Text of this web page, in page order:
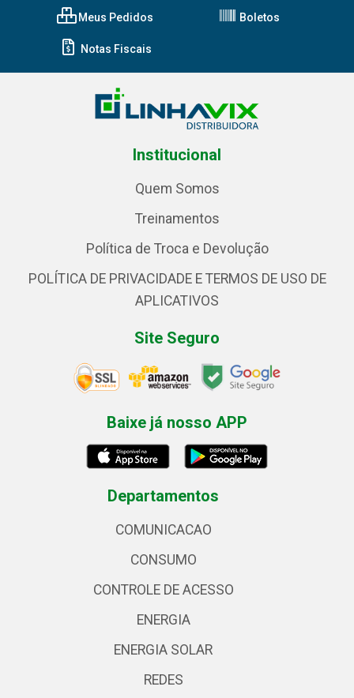
Meus Pedidos Boletos
Notas Fiscais
Institucional
Quem Somos
Treinamentos
Política de Troca e Devolução
POLÍTICA DE PRIVACIDADE E TERMOS DE USO DE
APLICATIVOS
Site Seguro
Baixe já nosso APP
Departamentos
COMUNICACAO
CONSUMO
CONTROLE DE ACESSO
ENERGIA
ENERGIA SOLAR
REDES